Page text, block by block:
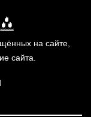
на сайте,
сайта.